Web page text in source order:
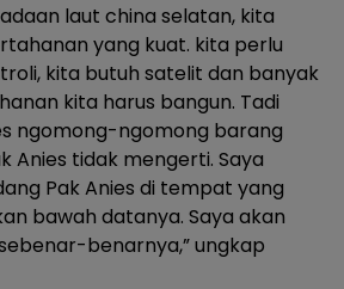
laut china selatan, kita
yang kuat. kita perlu
kita butuh satelit dan banyak
kita harus bangun. Tadi
ngomong-ngomong barang
Anies tidak mengerti. Saya
Pak Anies di tempat yang
bawah datanya. Saya akan
benarnya,” ungkap